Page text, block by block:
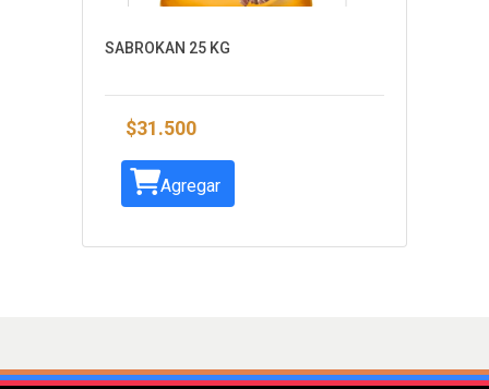
SABROKAN 25 KG
$31.500
Agregar